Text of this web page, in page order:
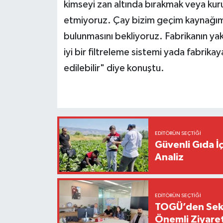
kimseyi zan altında bırakmak veya
etmiyoruz. Çay bizim geçim
bulunmasını bekliyoruz. Fabrikanın
iyi bir filtreleme sistemi yada
edilebilir" diye konuştu.
EDITÖRÜN SEÇTIĞI
Güvenli Gıda
Analiz
EDITÖRÜN SEÇTIĞI
TOGÜ’den
Önemli